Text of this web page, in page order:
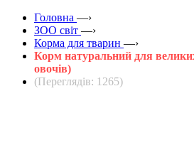
Головна —›
ЗOO світ —›
Корма для тварин —›
Корм натуральний для
овочів)
(Переглядів: 1265)